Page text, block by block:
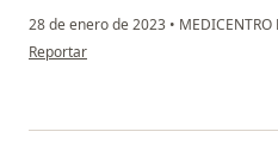
28 de enero de 2023 • MEDICENTRO
en opinión del usuario David Gálvez R.
Reportar